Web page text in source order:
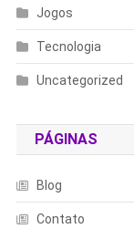
Jogos
Tecnologia
Uncategorized
PÁGINAS
Blog
Contato